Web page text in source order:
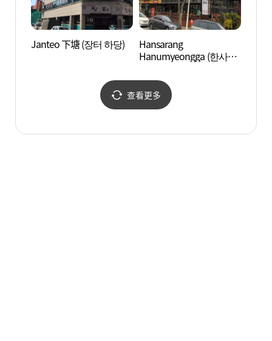
Janteo 下塘 (장터 하당)
Hansarang
Hanumyeongga (한사랑
查看更多